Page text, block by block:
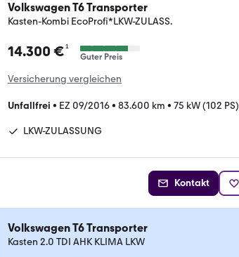
Volkswagen T6 Transporter
Kasten-Kombi EcoProfi*LKW-ZULASS.
14.300 €¹
Guter Preis
Versicherung vergleichen
Unfallfrei • EZ 09/2016• 83.600 km • 75 kW (102 PS)
LKW-ZULASSUNG
Kontakt
Volkswagen T6 Transporter
Kasten 2.0 TDI AHK KLIMA LKW